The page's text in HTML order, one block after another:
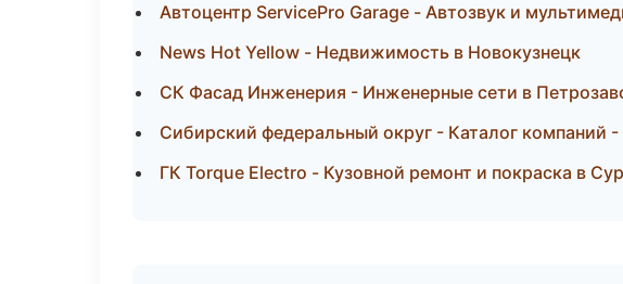
Автоцентр ServicePro Garage - Автозвук и
News Hot Yellow - Недвижимость в Новокузнецк
СК Фасад Инженерия - Инженерные сети в
Сибирский федеральный округ - Каталог компаний
ГК Torque Electro - Кузовной ремонт и покраска в